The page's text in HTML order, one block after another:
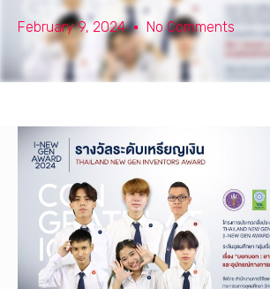
February 9, 2024 No Comments